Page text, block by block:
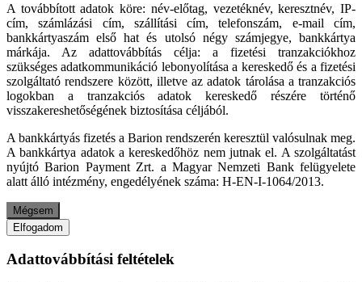
A továbbított adatok köre: név-előtag, vezetéknév, keresztnév, IP-
cím, számlázási cím, szállítási cím, telefonszám, e-mail cím,
bankkártyaszám első hat és utolsó négy számjegye, bankkártya
márkája. Az adattovábbítás célja: a fizetési tranzakciókhoz
szükséges adatkommunikáció lebonyolítása a kereskedő és a fizetési
szolgáltató rendszere között, illetve az adatok tárolása a tranzakciós
logokban a tranzakciós adatok kereskedő részére történő
visszakereshetőségének biztosítása céljából.
A bankkártyás fizetés a Barion rendszerén keresztül valósulnak meg.
A bankkártya adatok a kereskedőhöz nem jutnak el. A szolgáltatást
nyújtó Barion Payment Zrt. a Magyar Nemzeti Bank felügyelete
alatt álló intézmény, engedélyének száma: H-EN-I-1064/2013.
Mégsem
Elfogadom
Adattovábbítási feltételek